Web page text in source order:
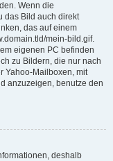
Wenn die
das Bild auch direkt
das auf einem
mein-bild.gif.
eigenen PC befinden
zu Bildern, die nur nach
Yahoo-Mailboxen, mit
anzuzeigen, benutze den
deshalb